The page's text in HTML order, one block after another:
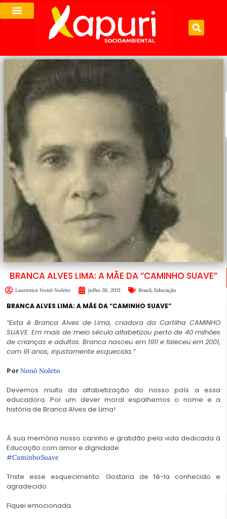
BRANCA ALVES LIMA: A MÃE DA “CAMINHO SUAVE”
Laurenice Nonô Noleto julho 26, 2021 Brasil, Educação
BRANCA ALVES LIMA: A MÃE DA “CAMINHO SUAVE”
“Esta é Branca Alves de Lima, criadora da Cartilha CAMINHO
SUAVE. Em mais de meio século alfabetizou perto de 40 milhões
de crianças e adultos. Branca nasceu em 1911 e faleceu em 2001,
com 91 anos, injustamente esquecida.”
PorNonô Noleto
Devemos muito da alfabetização do nosso país a essa
educadora. Por um dever moral espalhemos o nome e a
história de Branca Alves de Lima!
À sua memória nosso carinho e gratidão pela vida dedicada à
Educação com amor e dignidade.
#CaminhoSuave
Triste esse esquecimento. Gostaria de tê-la conhecido e
agradecido.
Fiquei emocionada.